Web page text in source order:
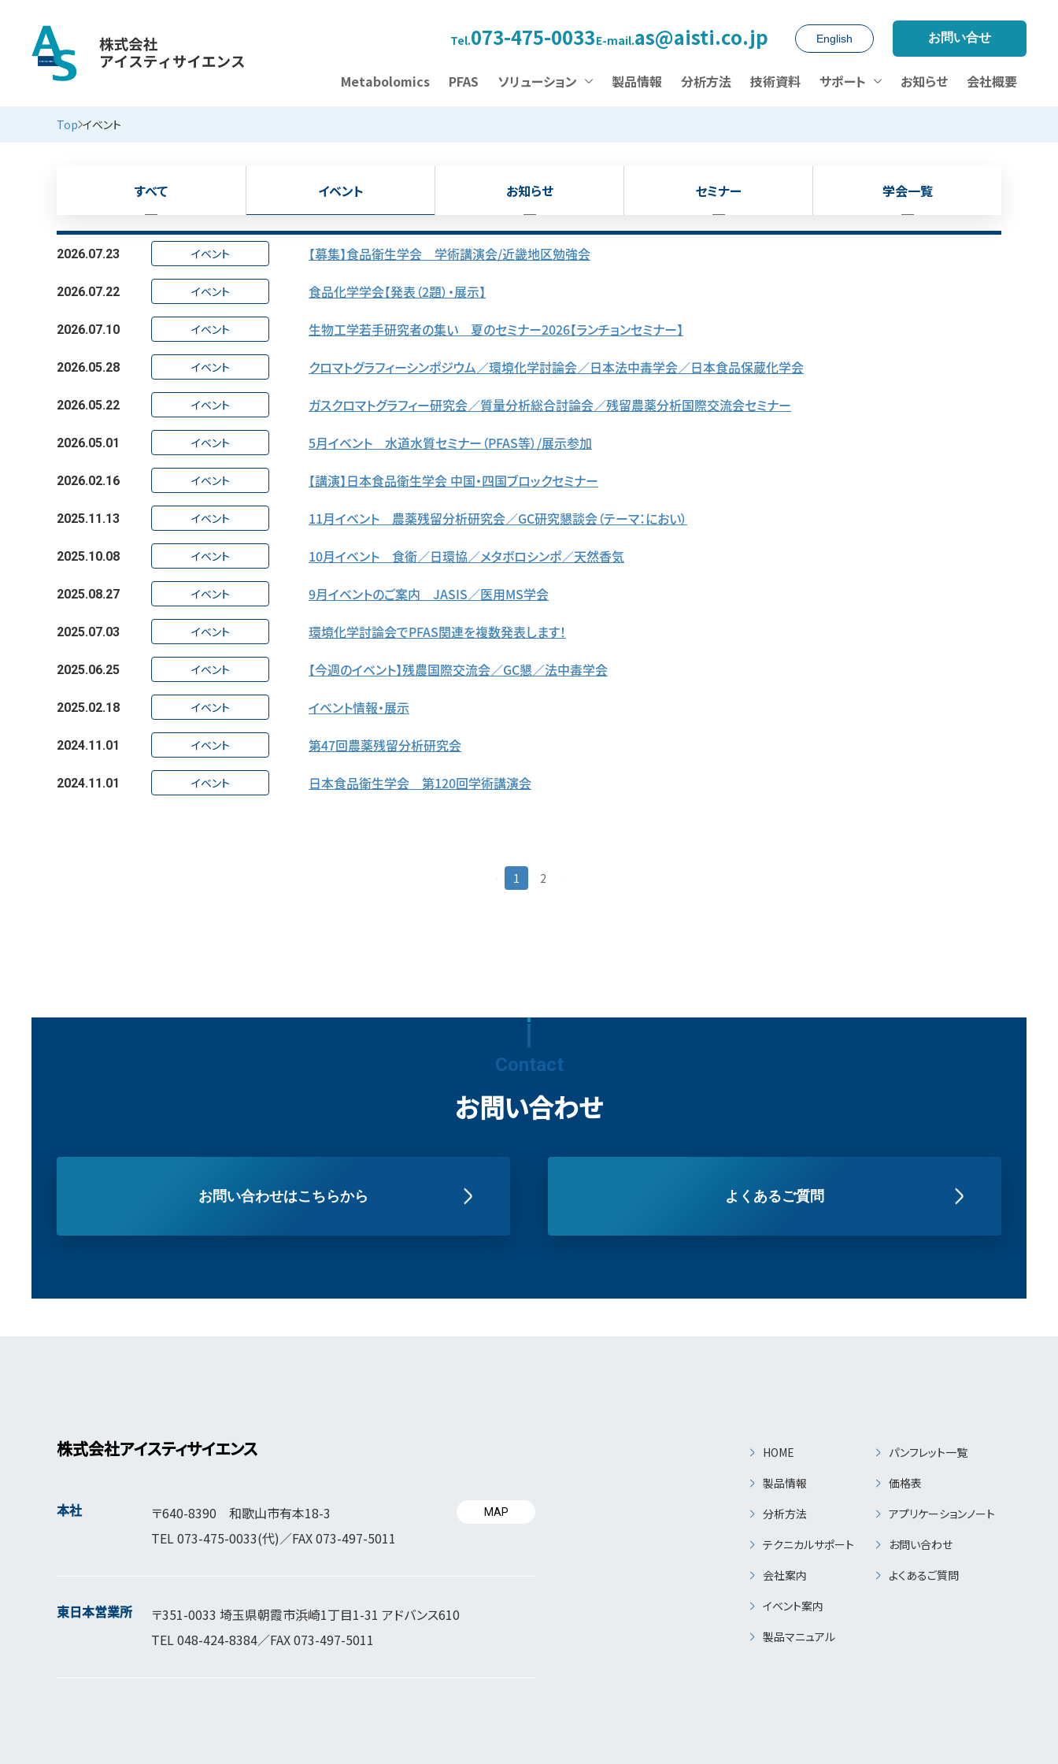
Tel.073-475-0033E-mail.as@aisti.co.jp English お問い合せ
Metabolomics PFAS ソリューション 製品情報 分析方法 技術資料 サポート お知らせ 会社概要
Top イベント
新着情報
すべて イベント お知らせ セミナー 学会一覧
2026.07.23 イベント 【募集】食品衛生学会 学術講演会/近畿地区勉強会
2026.07.22 イベント 食品化学学会【発表（2題）・展示】
2026.07.10 イベント 生物工学若手研究者の集い 夏のセミナー2026【ランチョンセミナー】
2026.05.28 イベント クロマトグラフィーシンポジウム／環境化学討論会／日本法中毒学会／日本食品保蔵化学会
2026.05.22 イベント ガスクロマトグラフィー研究会／質量分析総合討論会／残留農薬分析国際交流会セミナー
2026.05.01 イベント 5月イベント 水道水質セミナー（PFAS等）/展示参加
2026.02.16 イベント 【講演】日本食品衛生学会 中国・四国ブロックセミナー
2025.11.13 イベント 11月イベント 農薬残留分析研究会／GC研究懇談会（テーマ：におい）
2025.10.08 イベント 10月イベント 食衛／日環協／メタボロシンポ／天然香気
2025.08.27 イベント 9月イベントのご案内 JASIS／医用MS学会
2025.07.03 イベント 環境化学討論会でPFAS関連を複数発表します！
2025.06.25 イベント 【今週のイベント】残農国際交流会／GC懇／法中毒学会
2025.02.18 イベント イベント情報・展示
2024.11.01 イベント 第47回農薬残留分析研究会
2024.11.01 イベント 日本食品衛生学会 第120回学術講演会
1 2
Contact
お問い合わせ
お問い合わせはこちらから よくあるご質問
株式会社アイスティサイエンス
本社
〒640-8390 和歌山市有本18-3
TEL073-475-0033(代)／FAX 073-497-5011
MAP
東日本営業所
〒351-0033 埼玉県朝霞市浜崎1丁目1-31 アドバンス610
TEL048-424-8384／FAX 073-497-5011
HOME
製品情報
分析方法
テクニカルサポート
会社案内
イベント案内
製品マニュアル
パンフレット一覧
価格表
アプリケーションノート
お問い合わせ
よくあるご質問